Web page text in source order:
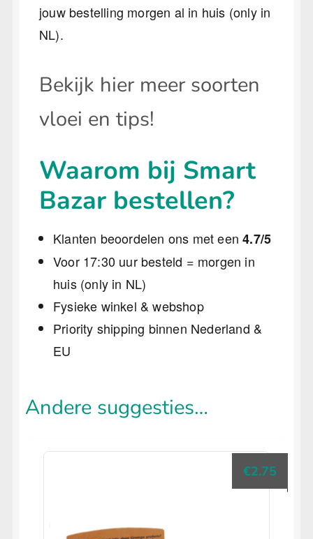
jouw bestelling morgen al in huis (only in
NL).
Bekijk hier meer soorten
vloei en tips!
Waarom bij Smart
Bazar bestellen?
Klanten beoordelen ons met een4.7/5
Voor 17:30 uur besteld = morgen in
huis (only in NL)
Fysieke winkel & webshop
Priority shipping binnen Nederland &
EU
Andere suggesties…
€2.75